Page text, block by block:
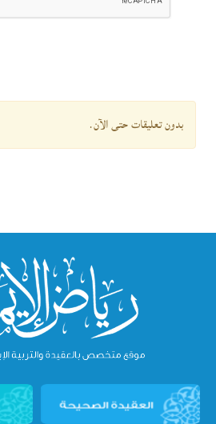
بدون تعليقات حتى الآن.